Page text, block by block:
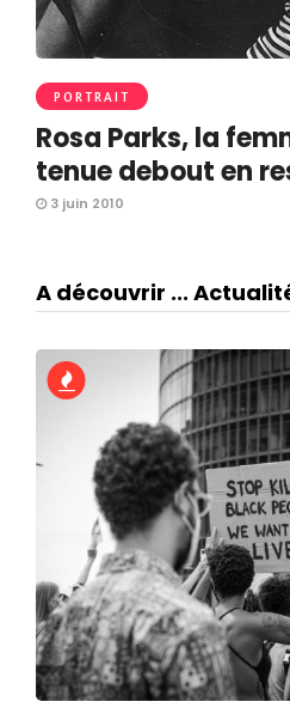
PORTRAIT
Rosa Parks, la
tenue debout en
3 juin 2010
A découvrir ...